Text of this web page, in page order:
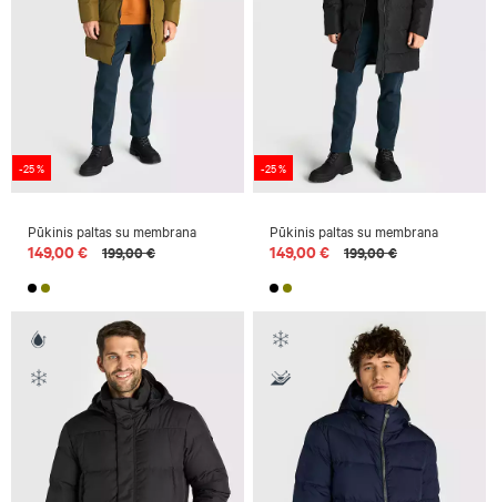
-25 %
Pūkinis paltas su membrana
149,00 € 199,00 €
-25 %
Pūkinis paltas su membrana
149,00 € 199,00 €